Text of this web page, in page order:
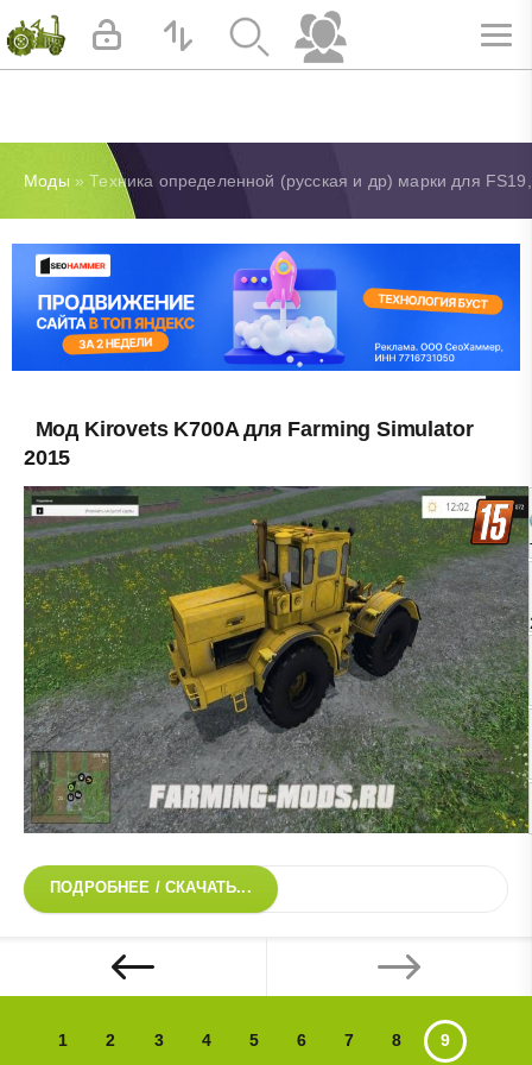
Моды » Техника определенной (русская и др) марки для
Мод Kirovets K700A для Farming Simulator
2015
ПОДРОБНЕЕ / СКАЧАТЬ...
1 2 3 4 5 6 7 8 9